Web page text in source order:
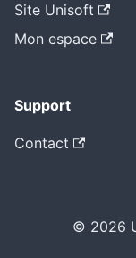
Site Unisoft
Mon espace
Support
Contact
© 2026